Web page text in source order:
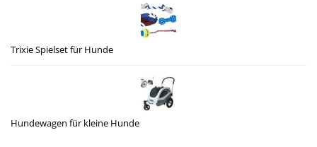
Trixie Spielset für Hunde
Hundewagen für kleine Hunde